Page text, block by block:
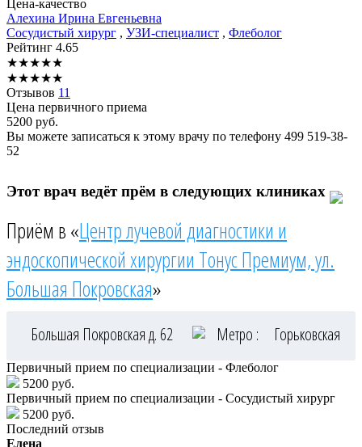
Цена-качество
Алехина Ирина Евгеньевна
Сосудистый хирург , УЗИ-специалист , Флеболог
Рейтинг 4.65
★★★★★
★★★★★
Отзывов 11
Цена первичного приема
5200 руб.
Вы можете записаться к этому врачу по телефону 499 519-38-
52
Этот врач ведёт прём в следующих клиниках
Приём в «Центр лучевой диагностики и
эндоскопической хирургии Тонус Премиум, ул.
Большая Покровская»
Большая Покровская д. 62 Метро : Горьковская
Первичный прием по специализации - Флеболог
5200 руб.
Первичный прием по специализации - Сосудистый хирург
5200 руб.
Последний отзыв
Елена